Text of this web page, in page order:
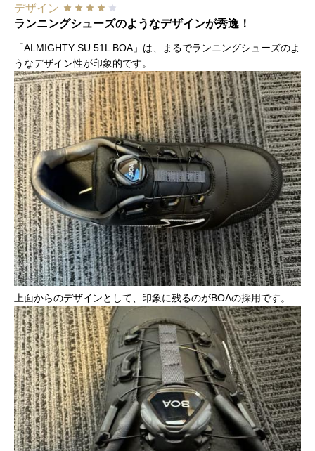
デザイン
ランニングシューズのようなデザインが秀逸！
「ALMIGHTY SU 51L BOA」は、まるでランニングシューズのよ
うなデザイン性が印象的です。
上面からのデザインとして、印象に残るのがBOAの採用です。